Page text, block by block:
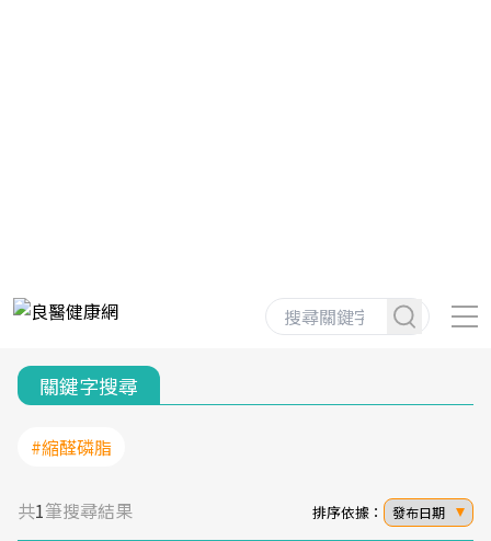
關鍵字搜尋
#縮醛磷脂
共1筆搜尋結果 排序依據： 發布日期